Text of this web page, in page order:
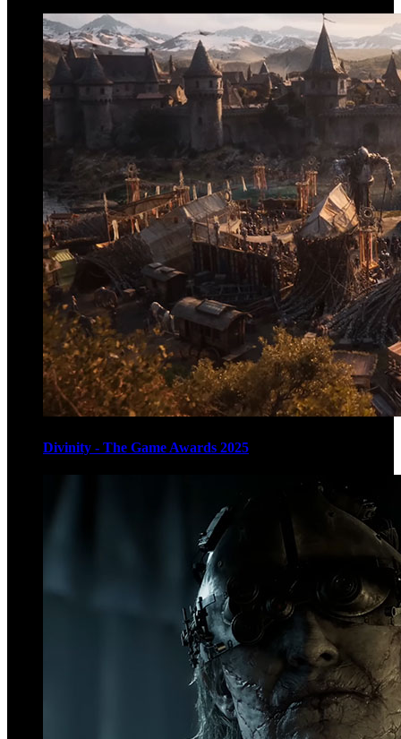
Divinity - The Game Awards 2025